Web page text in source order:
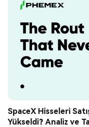
SpaceX Hisseleri
Yükseldi? Analiz ve